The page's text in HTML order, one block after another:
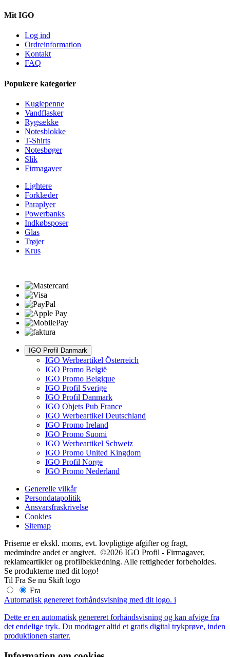
Mit IGO
Log ind
Ordreinformation
Kontakt
FAQ
Populære kategorier
Kuglepenne
Vandflasker
Rygsække
Notesblokke
T-Shirts
Notesbøger
Slik
Firmagaver
Lightere
Forklæder
Paraplyer
Powerbanks
Indkøbsposer
Glas
Trøjer
Krus
IGO Profil Danmark
IGO Werbeartikel Österreich
IGO Promo België
IGO Promo Belgique
IGO Profil Sverige
IGO Profil Danmark
IGO Objets Pub France
IGO Werbeartikel Deutschland
IGO Promo Ireland
IGO Promo Suomi
IGO Werbeartikel Schweiz
IGO Promo United Kingdom
IGO Profil Norge
IGO Promo Nederland
Generelle vilkår
Persondatapolitik
Ansvarsfraskrivelse
Cookies
Sitemap
Priserne er ekskl. moms, evt. lovpligtige afgifter og fragt,
medmindre andet er angivet. ©2026 IGO Profil - Firmagaver,
reklameartikler og profilbeklædning. Alle rettigheder forbeholdes.
Se produkterne med dit logo!
Til Fra Se nu Skift logo
Fra
Automatisk genereret forhåndsvisning med dit logo. i
Dette er en automatisk genereret forhåndsvisning og kan afvige fra
det endelige tryk. Du modtager altid et gratis digital trykprøve, inden
produktionen starter.